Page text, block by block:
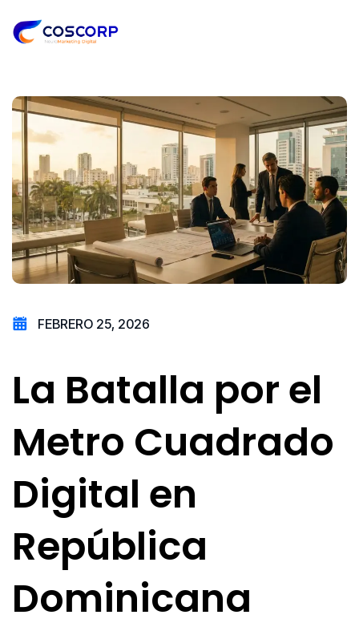
FEBRERO 25, 2026
La Batalla por el
Metro Cuadrado
Digital en
República
Dominicana